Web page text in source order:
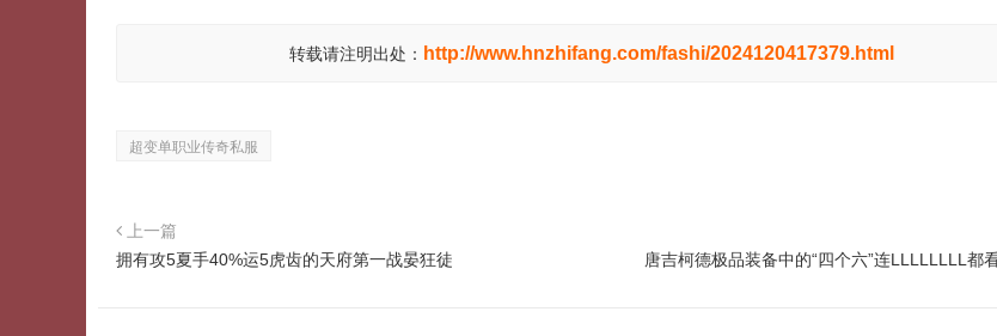
转载请注明出处： http://www.hnzhifang.com/fashi/2024120417379.html
超变单职业传奇私服
上一篇
拥有攻5夏手40%运5虎齿的天府第一战晏狂徒
唐吉柯德极品装备中的“四个六”连LLLLLLLL都